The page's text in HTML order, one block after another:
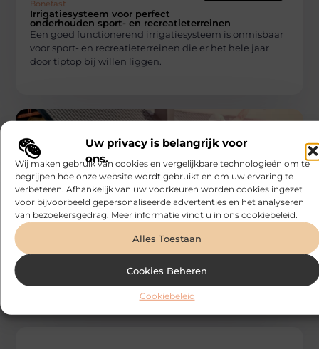
Uw privacy is belangrijk voor
ons.
Wij maken gebruik van cookies en vergelijkbare technologieën om te
begrijpen hoe onze website wordt gebruikt en om uw ervaring te
verbeteren. Afhankelijk van uw voorkeuren worden cookies ingezet
voor bijvoorbeeld gepersonaliseerde advertenties en het analyseren
van bezoekersgedrag. Meer informatie vindt u in ons cookiebeleid.
Alles Toestaan
Cookies Beheren
Cookiebeleid
Bonefast
Irrigatiesysteem voor perfect
onderhouden sport- en recreatieterreinen
Een goed functionerend irrigatiesysteem is onmisbaar
voor sport- en recreatieterreinen die er het hele jaar
door tiptop bij willen liggen.
WONING EN TUIN
Bonefast
Een keuken is het kloppende hart van elke woning.
Met doordachte renovatiewerken in Lierde kunt u dit